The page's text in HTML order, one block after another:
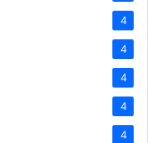
4
4
4
4
4